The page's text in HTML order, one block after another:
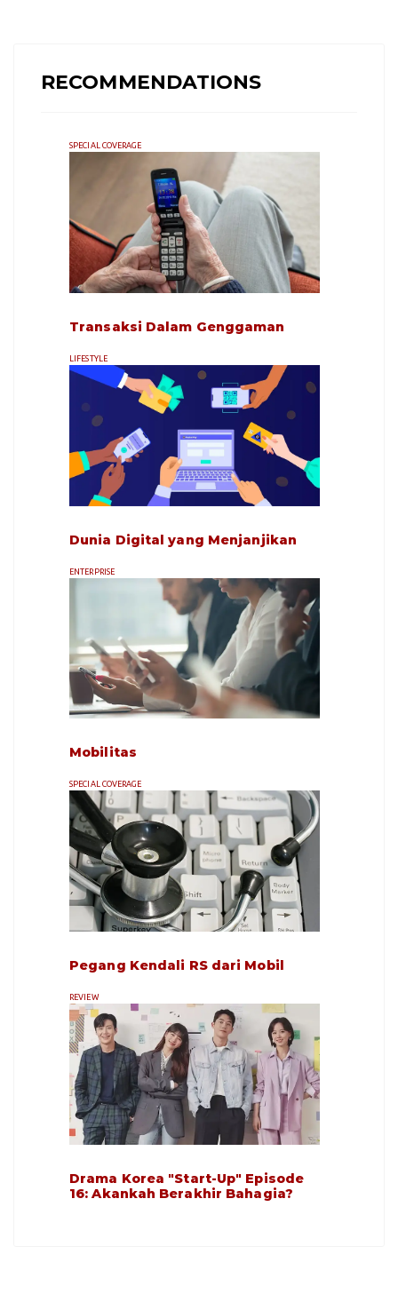
RECOMMENDATIONS
SPECIAL COVERAGE
Transaksi Dalam Genggaman
LIFESTYLE
Dunia Digital yang Menjanjikan
ENTERPRISE
Mobilitas
SPECIAL COVERAGE
Pegang Kendali RS dari Mobil
REVIEW
Drama Korea "Start-Up" Episode
16: Akankah Berakhir Bahagia?